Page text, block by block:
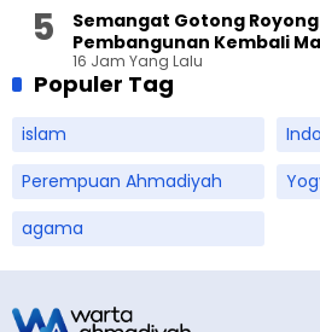
Semangat Gotong
Pembangunan Kembali
Ahmadiyah Sukapura
16 Jam Yang Lalu
Populer Tag
islam
Perempuan Ahmadiyah
agama